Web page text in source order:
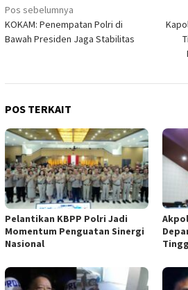
Navigasi
pos
Pos sebelumnya
KOKAM: Penempatan Polri di
Bawah Presiden Jaga Stabilitas
POS TERKAIT
Pelantikan KBPP Polri Jadi
Momentum Penguatan Sinergi
Nasional